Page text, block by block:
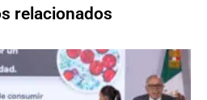
relacionados